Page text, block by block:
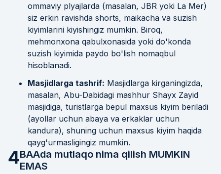
ommaviy plyajlarda (masalan, JBR yoki La Mer)
siz erkin ravishda shorts, maikacha va suzish
kiyimlarini kiyishingiz mumkin. Biroq,
mehmonxona qabulxonasida yoki do'konda
suzish kiyimida paydo bo'lish nomaqbul
hisoblanadi.
Masjidlarga tashrif: Masjidlarga kirganingizda,
masalan, Abu-Dabidagi mashhur Shayx Zayid
masjidiga, turistlarga bepul maxsus kiyim beriladi
(ayollar uchun abaya va erkaklar uchun
kandura), shuning uchun maxsus kiyim haqida
qayg'urmasligingiz mumkin.
4BAAda mutlaqo nima qilish MUMKIN
EMAS